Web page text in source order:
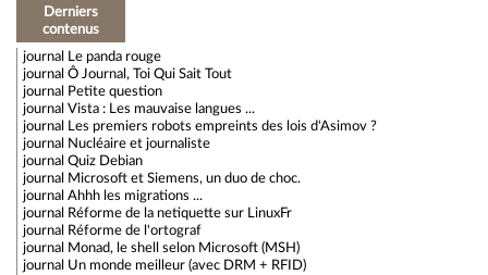
Derniers
contenus
journal
Le panda rouge
journal Ô Journal, Toi Qui Sait Tout
journal
Petite question
journal Vista : Les mauvaise langues ...
journal
Les premiers robots empreints des lois d'Asimov ?
journal
Nucléaire et journaliste
journal Quiz Debian
journal
Microsoft et Siemens, un duo de choc.
journal Ahhh les migrations ...
journal
Réforme de la netiquette sur LinuxFr
journal
Réforme de l'ortograf
journal
Monad, le shell selon Microsoft (MSH)
journal Un monde meilleur (avec DRM + RFID)